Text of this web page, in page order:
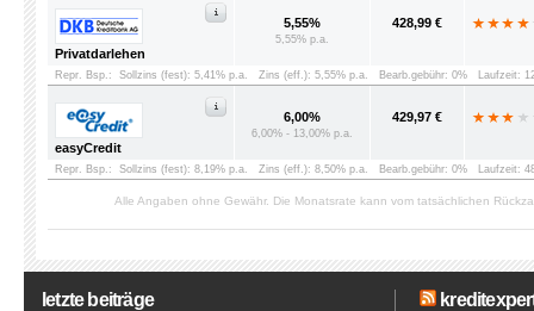
Privatdarlehen
5,55%
5,55% p.a.
428,99 €
Repr. Bsp.: Sollzins (fest): 5,41% p.a. Zins (eff.): 5,55% p.a. Bearb.gebühr: 0% Laufzeit:
easyCredit
6,00%
6,00% - 13,00% p.a.
429,97 €
Repr. Bsp.: Sollzins (fest): 8,19% p.a. Zins (eff.): 8,50% p.a. Bearb.gebühr: 0% Laufzeit:
Alle Angaben ohne Gewähr. Die Monatsrate kann vom tatsächlichen
letzte beiträge